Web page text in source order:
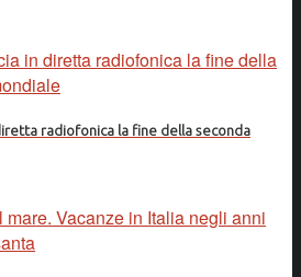
radiofonica la fine della seconda